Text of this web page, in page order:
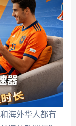
海外华人都有